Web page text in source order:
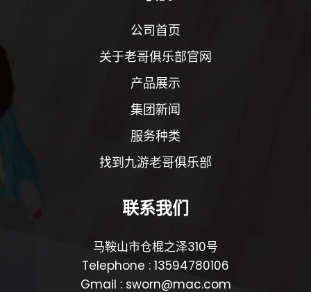
公司首页
关于老哥俱乐部官网
产品展示
集团新闻
服务种类
找到九游老哥俱乐部
联系我们
马鞍山市仓棍之泽310号
Telephone : 13594780106
Gmail : sworn@mac.com